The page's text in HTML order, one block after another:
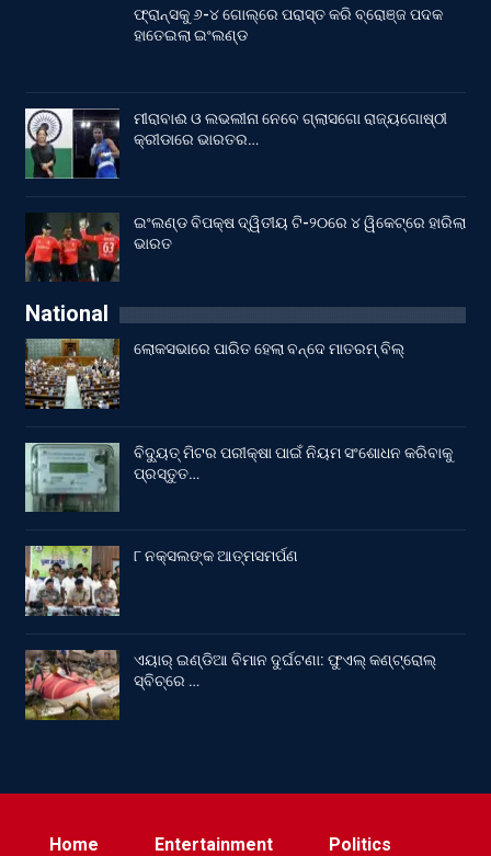
ଫ୍ରାନ୍ସକୁ ୬-୪ ଗୋଲ୍‌ରେ ପରାସ୍ତ କରି ବ୍ରୋଞ୍ଜ ପଦକ
ହାତେଇଲା ଇଂଲଣ୍ଡ
ମୀରାବାଈ ଓ ଲଭଲୀନା ନେବେ ଗ୍ଲାସଗୋ ରାଜ୍ୟଗୋଷ୍ଠୀ
କ୍ରୀଡାରେ ଭାରତର…
ଇଂଲଣ୍ଡ ବିପକ୍ଷ ଦ୍ୱିତୀୟ ଟି-୨୦ରେ ୪ ୱିକେଟ୍‌ରେ ହାରିଲା
ଭାରତ
National
ଲୋକସଭାରେ ପାରିତ ହେଲା ବନ୍ଦେ ମାତରମ୍‌ ବିଲ୍‌
ବିଦ୍ୟୁତ୍ ମିଟର ପରୀକ୍ଷା ପାଇଁ ନିୟମ ସଂଶୋଧନ କରିବାକୁ
ପ୍ରସ୍ତୁତ…
୮ ନକ୍ସଲଙ୍କ ଆତ୍ମସମର୍ପଣ
ଏୟାର୍ ଇଣ୍ଡିଆ ବିମାନ ଦୁର୍ଘଟଣା: ଫୁଏଲ୍‌ କଣ୍ଟ୍ରୋଲ୍‌
ସ୍ବିଚ୍‌ରେ …
Home Entertainment Politics